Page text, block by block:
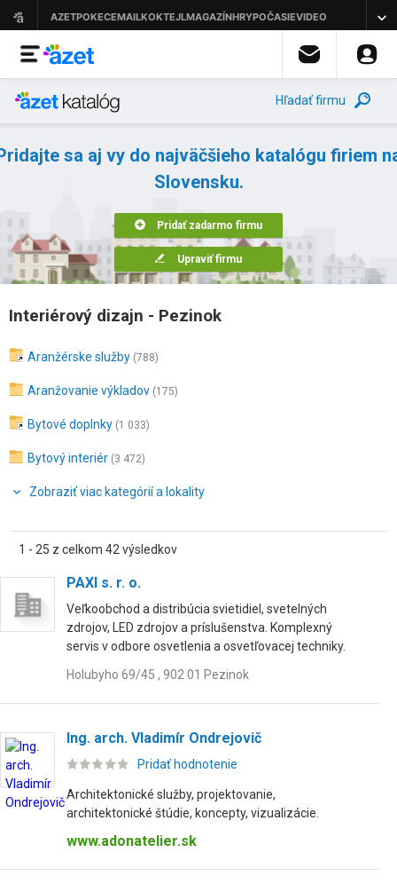
Hľadať firmu
sa aj vy do najväčšieho katalógu firiem
Slovensku.
Pridať zadarmo firmu
Upraviť firmu
Interiérový dizajn - Pezinok
Aranžérske služby (788)
Aranžovanie výkladov (175)
Bytové doplnky (1 033)
Bytový interiér (3 472)
Zobraziť viac kategórií a lokality
1 - 25 z celkom 42 výsledkov
PAXI s. r. o.
Veľkoobchod a distribúcia svietidiel, svetelných
zdrojov, LED zdrojov a príslušenstva. Komplexný
servis v odbore osvetlenia a osvetľovacej techniky.
Holubyho 69/45 , 902 01 Pezinok
Ing. arch. Vladimír Ondrejovič
Pridať hodnotenie
Architektonické služby, projektovanie,
architektonické štúdie, koncepty, vizualizácie.
www.adonatelier.sk